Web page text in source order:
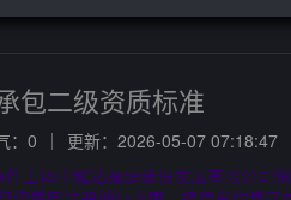
包二级资质标准
：0
更新：2026-05-07 07:18:47
主体中耀达福建建设发展有限公司